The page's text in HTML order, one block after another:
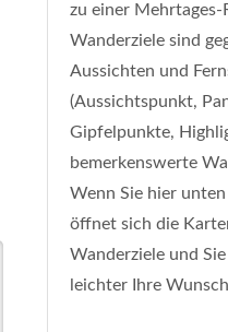
zu einer
Wanderziele sind
Aussichten und
(Aussichtspunkt,
Gipfelpunkte,
bemerkenswerte
Wenn Sie hier
öffnet sich die
Wanderziele und
leichter Ihre